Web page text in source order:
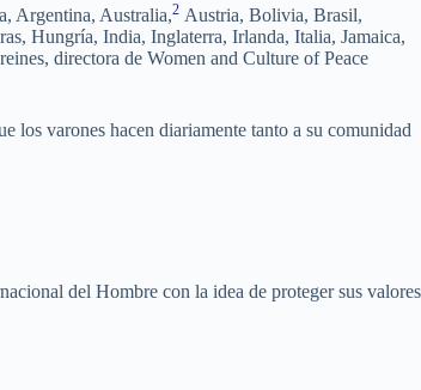
Argentina, Australia,2 Austria, Bolivia, Brasil,
Hungría, India, Inglaterra, Irlanda, Italia, Jamaica,
directora de Women and Culture of Peace
los varones hacen diariamente tanto a su comunidad
del Hombre con la idea de proteger sus valores